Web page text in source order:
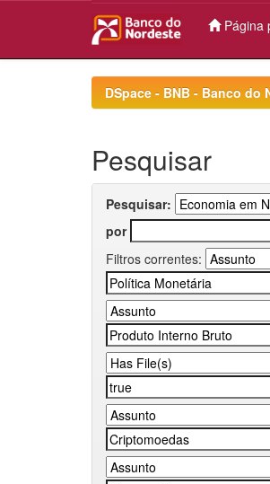
Página
DSpace - BNB - Banco do
Pesquisar
Pesquisar:
por
Filtros correntes: